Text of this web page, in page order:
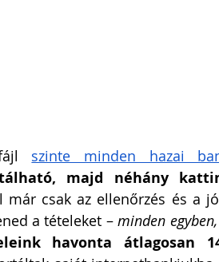
szinte minden hazai
majd néhány
már csak az ellenőrzés és a
a tételeket – minden
havonta átlagosan